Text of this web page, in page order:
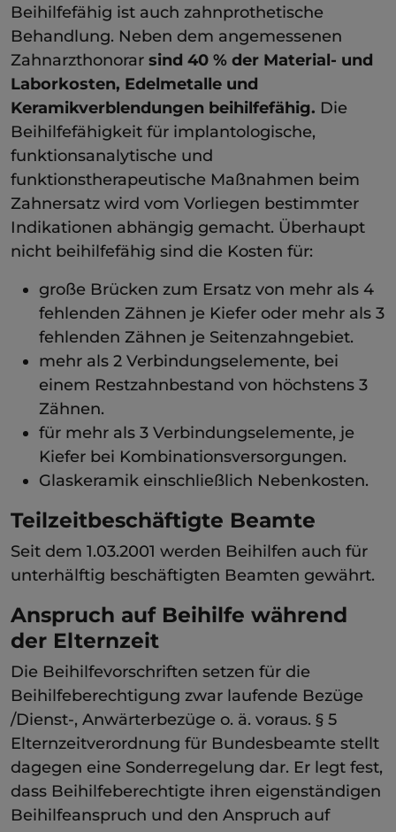
Beihilfefähig ist auch zahnprothetische
Behandlung. Neben dem angemessenen
Zahnarzthonorar sind 40 % der Material- und
Laborkosten, Edelmetalle und
Keramikverblendungen beihilfefähig. Die
Beihilfefähigkeit für implantologische,
funktionsanalytische und
funktionstherapeutische Maßnahmen beim
Zahnersatz wird vom Vorliegen bestimmter
Indikationen abhängig gemacht. Überhaupt
nicht beihilfefähig sind die Kosten für:
große Brücken zum Ersatz von mehr als 4
fehlenden Zähnen je Kiefer oder mehr als 3
fehlenden Zähnen je Seitenzahngebiet.
mehr als 2 Verbindungselemente, bei
einem Restzahnbestand von höchstens 3
Zähnen.
für mehr als 3 Verbindungselemente, je
Kiefer bei Kombinationsversorgungen.
Glaskeramik einschließlich Nebenkosten.
Teilzeitbeschäftigte Beamte
Seit dem 1.03.2001 werden Beihilfen auch für
unterhälftig beschäftigten Beamten gewährt.
Anspruch auf Beihilfe während
der Elternzeit
Die Beihilfevorschriften setzen für die
Beihilfeberechtigung zwar laufende Bezüge
/Dienst-, Anwärterbezüge o. ä. voraus. § 5
Elternzeitverordnung für Bundesbeamte stellt
dagegen eine Sonderregelung dar. Er legt fest,
dass Beihilfeberechtigte ihren eigenständigen
Beihilfeanspruch und den Anspruch auf